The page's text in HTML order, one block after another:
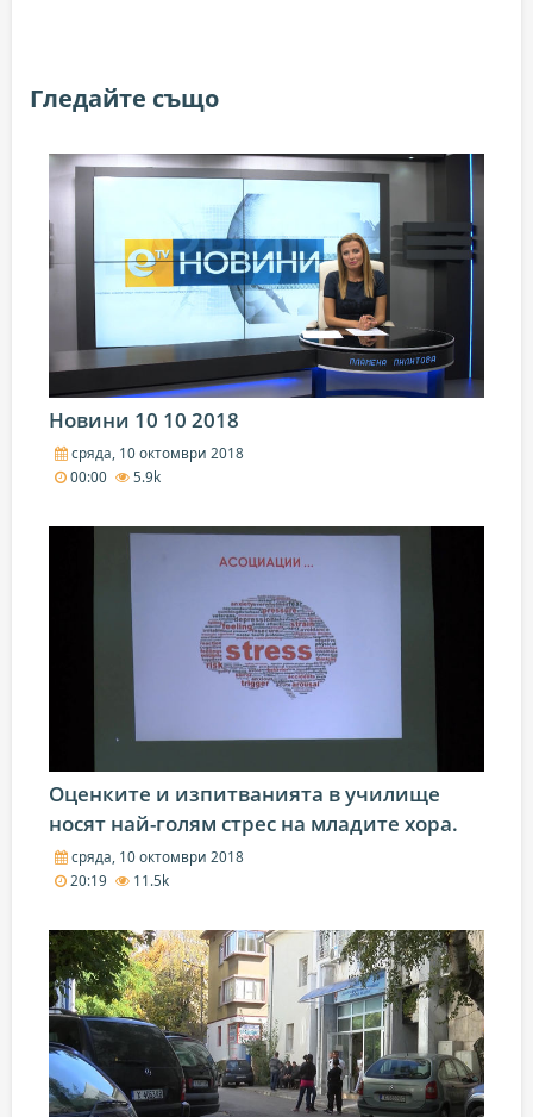
Гледайте също
Новини 10 10 2018
сряда, 10 октомври 2018
00:00
5.9k
Оценките и изпитванията в училище
носят най-голям стрес на младите хора.
сряда, 10 октомври 2018
20:19
11.5k